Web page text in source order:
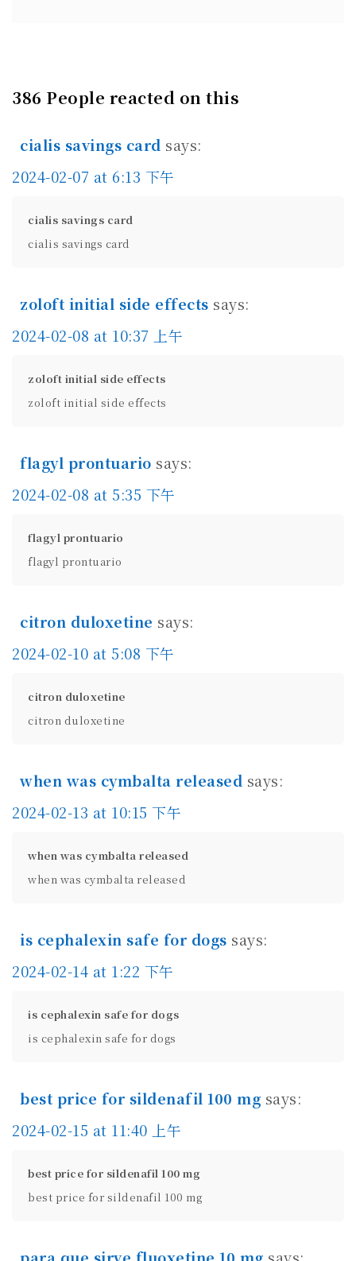
386 People reacted on this
cialis savings card says:
2024-02-07 at 6:13 下午
cialis savings card
cialis savings card
zoloft initial side effects says:
2024-02-08 at 10:37 上午
zoloft initial side effects
zoloft initial side effects
flagyl prontuario says:
2024-02-08 at 5:35 下午
flagyl prontuario
flagyl prontuario
citron duloxetine says:
2024-02-10 at 5:08 下午
citron duloxetine
citron duloxetine
when was cymbalta released says:
2024-02-13 at 10:15 下午
when was cymbalta released
when was cymbalta released
is cephalexin safe for dogs says:
2024-02-14 at 1:22 下午
is cephalexin safe for dogs
is cephalexin safe for dogs
best price for sildenafil 100 mg says:
2024-02-15 at 11:40 上午
best price for sildenafil 100 mg
best price for sildenafil 100 mg